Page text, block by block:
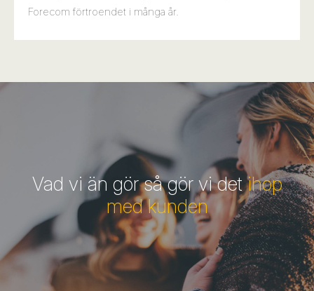
Forecom förtroendet i många år.
Vad vi än gör så gör vi detihop
med kunden